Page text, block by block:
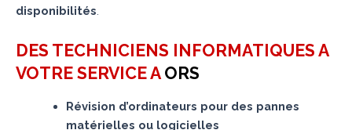
disponibilités.
DES TECHNICIENS INFORMATIQUES A
VOTRE SERVICE A ORS
Révision d’ordinateurs pour des pannes
matérielles ou logicielles